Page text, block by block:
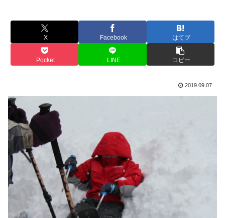
X Facebook はてブ
Pocket LINE コピー
2019.09.07